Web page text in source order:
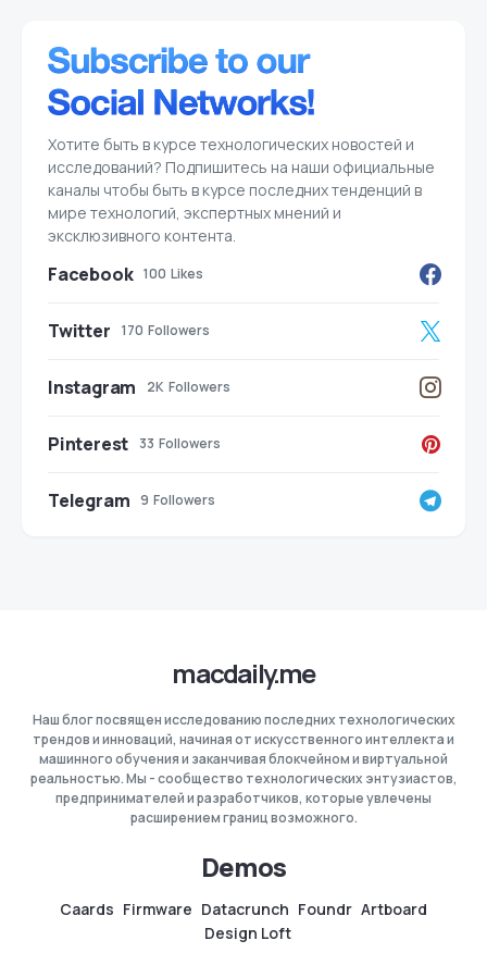
Хотите быть в курсе технологических новостей и
исследований? Подпишитесь на наши официальные
каналы чтобы быть в курсе последних тенденций в
мире технологий, экспертных мнений и
эксклюзивного контента.
Facebook 100 Likes
Twitter 170 Followers
Instagram 2K Followers
Pinterest 33 Followers
Telegram 9 Followers
macdaily.me
Наш блог посвящен исследованию последних технологических
трендов и инноваций, начиная от искусственного интеллекта и
машинного обучения и заканчивая блокчейном и виртуальной
реальностью. Мы - сообщество технологических энтузиастов,
предпринимателей и разработчиков, которые увлечены
расширением границ возможного.
Demos
Caards Firmware Datacrunch Foundr Artboard
Design Loft